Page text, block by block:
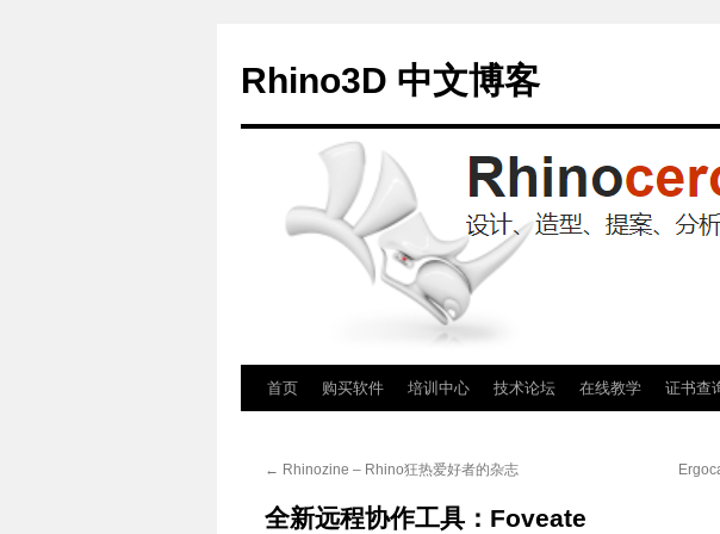
Rhino3D 中文博客
首页 购买软件 培训中心 技术论坛 在线教学 证书查
← Rhinozine – Rhino狂热爱好者的杂志
全新远程协作工具：Foveate